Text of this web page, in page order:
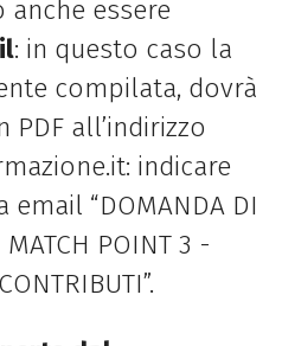
anche essere
: in questo caso la
compilata, dovrà
PDF all’indirizzo
: indicare
“DOMANDA DI
MATCH POINT 3 -